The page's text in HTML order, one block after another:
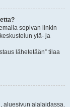
sopivan linkin
ylä- ja
lähetetään” tilaa
aluesivun alalaidassa.